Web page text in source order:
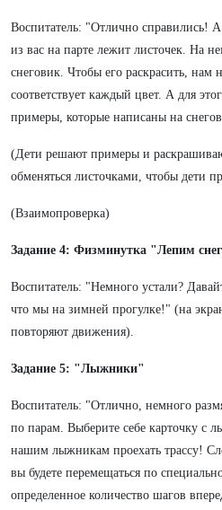
Воспитатель: "Отлично справились!
из вас на парте лежит листочек. На
снеговик. Чтобы его раскрасить, нам
соответствует каждый цвет. А для
примеры, которые написаны на
(Дети решают примеры и
обменяться листочками, чтобы дети
(Взаимопроверка)
Задание 4: Физминутка "Лепим
Воспитатель: "Немного устали?
что мы на зимней прогулке!" (на
повторяют движения).
Задание 5: "Лыжники"
Воспитатель: "Отлично, немного
по парам. Выберите себе карточку с
нашим лыжникам проехать трассу!
вы будете перемещаться по
определенное количество шагов